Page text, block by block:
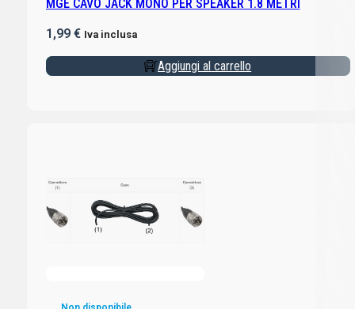
MGE CAVO JACK MONO PER SPEAKER 1.8 METRI
1,99 € Iva inclusa
Aggiungi al carrello